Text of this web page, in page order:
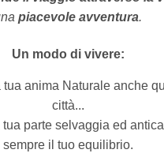
piacevole avventura.
Un modo di vivere:
tua anima Naturale anche
città...
parte selvaggia ed
sempre il tuo equilibrio.